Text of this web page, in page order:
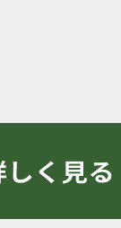
く見る